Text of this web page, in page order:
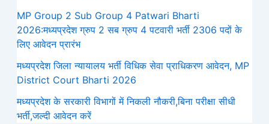
MP Group 2 Sub Group 4 Patwari Bharti
2026:मध्यप्रदेश ग्रुप 2 सब ग्रुप 4 पटवारी भर्ती 2306 पदों के
लिए आवेदन प्रारंभ
मध्‍यप्रदेश जिला न्यायालय भर्ती विधिक सेवा प्राधिकरण आवेदन, MP
District Court Bharti 2026
मध्यप्रदेश के सरकारी विभागों में निकली नौकरी,बिना परीक्षा सीधी
भर्ती,जल्दी आवेदन करें